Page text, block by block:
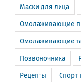
Маски для лица
Омолаживающие
Омолаживающие
Позвоночника
Рецепты Спорт